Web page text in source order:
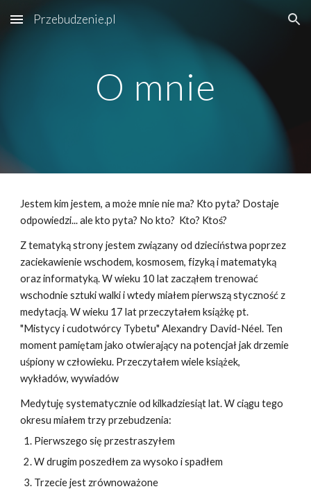
Skip to main content Skip to navigation
Przebudzenie.pl
O mnie
Jestem kim jestem, a może mnie nie ma? Kto pyta? Dostaje
odpowiedzi... ale kto pyta? No kto? Kto? Ktoś?
Z tematyką strony jestem związany od dzieciństwa poprzez
zaciekawienie wschodem, kosmosem, fizyką i matematyką
oraz informatyką. W wieku 10 lat zacząłem trenować
wschodnie sztuki walki i wtedy miałem pierwszą styczność z
medytacją. W wieku 17 lat przeczytałem książkę pt.
"Mistycy i cudotwórcy Tybetu" Alexandry David-Néel. Ten
moment pamiętam jako otwierający na potencjał jak drzemie
uśpiony w człowieku. Przeczytałem wiele książek,
wykładów, wywiadów
Medytujęsystematycznieod kilkadziesiąt lat. W ciągu tego
okresu miałem trzy przebudzenia:
Pierwszego się przestraszyłem
W drugim poszedłem za wysoko i spadłem
Trzecie jest zrównoważone